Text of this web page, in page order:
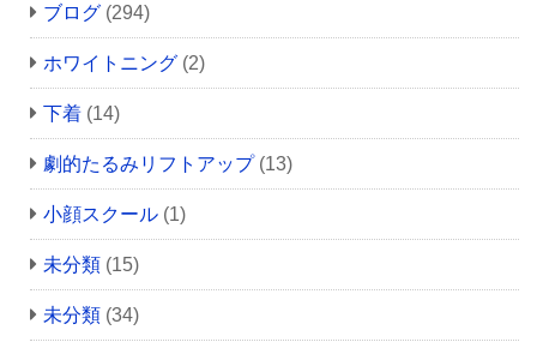
ブログ (294)
ホワイトニング (2)
下着 (14)
劇的たるみリフトアップ(13)
小顔スクール (1)
未分類 (15)
未分類 (34)